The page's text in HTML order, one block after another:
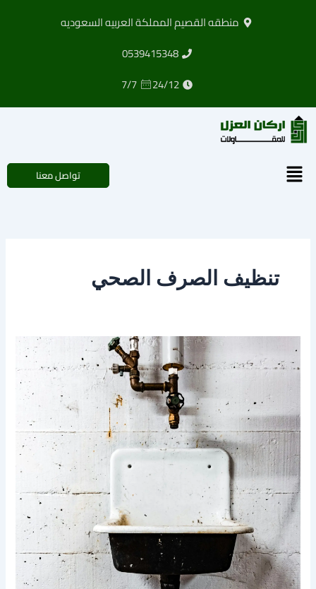
منطقه القصيم المملكة العربيه السعوديه
0539415348
24/12
7/7
القائمة تواصل معنا
تنظيف الصرف الصحي
تسليك